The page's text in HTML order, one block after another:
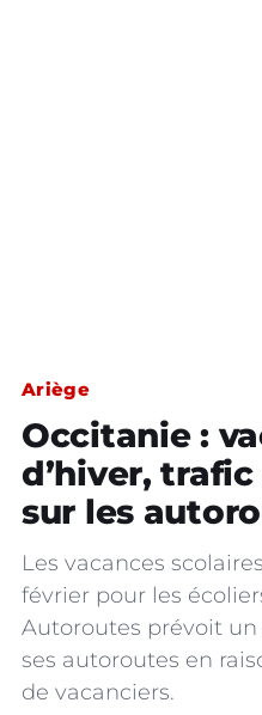
Ariège
Occitanie :
d’hiver,
sur les
Les vacances
février pour les
Autoroutes prévoit
ses autoroutes en
de vacanciers.